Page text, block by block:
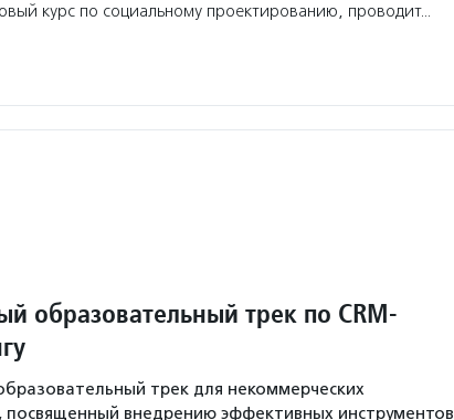
курс по социальному проектированию, проводит…
образовательный трек по CRM-
трек для некоммерческих
посвященный внедрению эффективных инструментов